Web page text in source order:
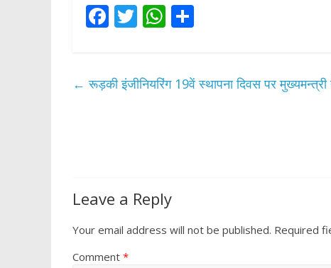
F
b
T
er
W
s e
← रूड़की इंजीनियरिंग 19वें स्थापना दिवस पर
Leave a Reply
Your email address will not be published. Required
Comment *